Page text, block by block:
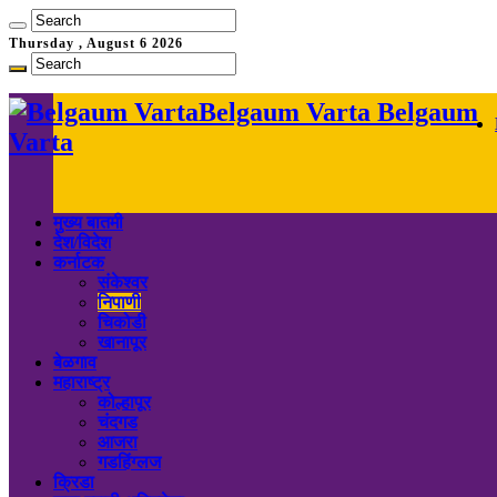
Thursday , August 6 2026
Belgaum Varta Belgaum
Varta
मुख्य बातमी
देश/विदेश
कर्नाटक
संकेश्वर
निपाणी
चिकोडी
खानापूर
बेळगाव
महाराष्ट्र
कोल्हापूर
चंदगड
आजरा
गडहिंग्लज
क्रिडा